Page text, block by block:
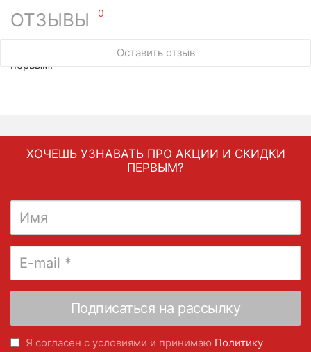
ОТЗЫВЫ 0
Оставить отзыв
У этого товара нет ни одного отзыва. Вы можете стать
первым.
ХОЧЕШЬ УЗНАВАТЬ ПРО АКЦИИ И СКИДКИ
ПЕРВЫМ?
Я согласен с условиями и принимаю Политику